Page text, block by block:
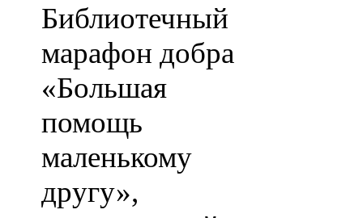
Библиотечный
марафон добра
«Большая
помощь
маленькому
другу»,